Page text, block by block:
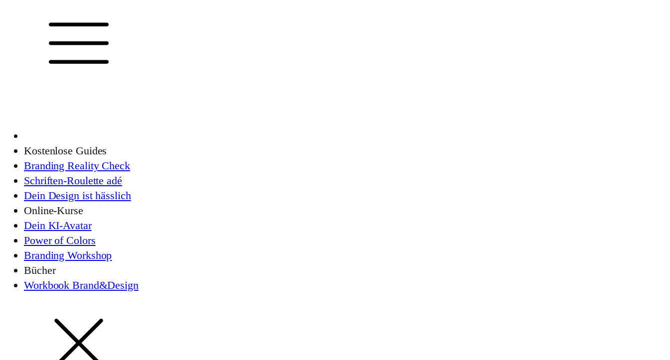
Kostenlose Guides
Branding Reality Check
Schriften-Roulette adé
Dein Design ist hässlich
Online-Kurse
Dein KI-Avatar
Power of Colors
Branding Workshop
Bücher
Workbook Brand&Design